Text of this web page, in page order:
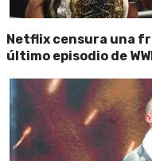
Netflix censura una
último episodio de